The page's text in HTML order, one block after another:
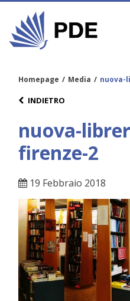
Homepage / Media / nuova-
INDIETRO
nuova-
firenze-2
19 Febbraio 2018